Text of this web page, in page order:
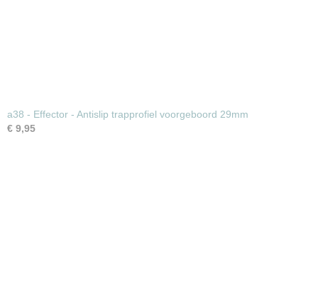
a38 - Effector - Antislip trapprofiel voorgeboord 29mm
€ 9,95